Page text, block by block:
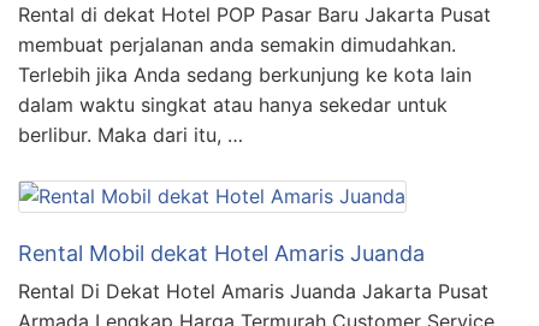
Rental di dekat Hotel POP Pasar Baru Jakarta Pusat
membuat perjalanan anda semakin dimudahkan.
Terlebih jika Anda sedang berkunjung ke kota lain
dalam waktu singkat atau hanya sekedar untuk
berlibur. Maka dari itu, …
Rental Mobil dekat Hotel Amaris Juanda
Rental Di Dekat Hotel Amaris Juanda Jakarta Pusat